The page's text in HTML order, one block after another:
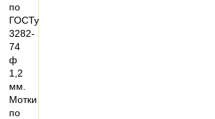
по
ГОСТу
3282-
74
ф
1,2
мм.
Мотки
по